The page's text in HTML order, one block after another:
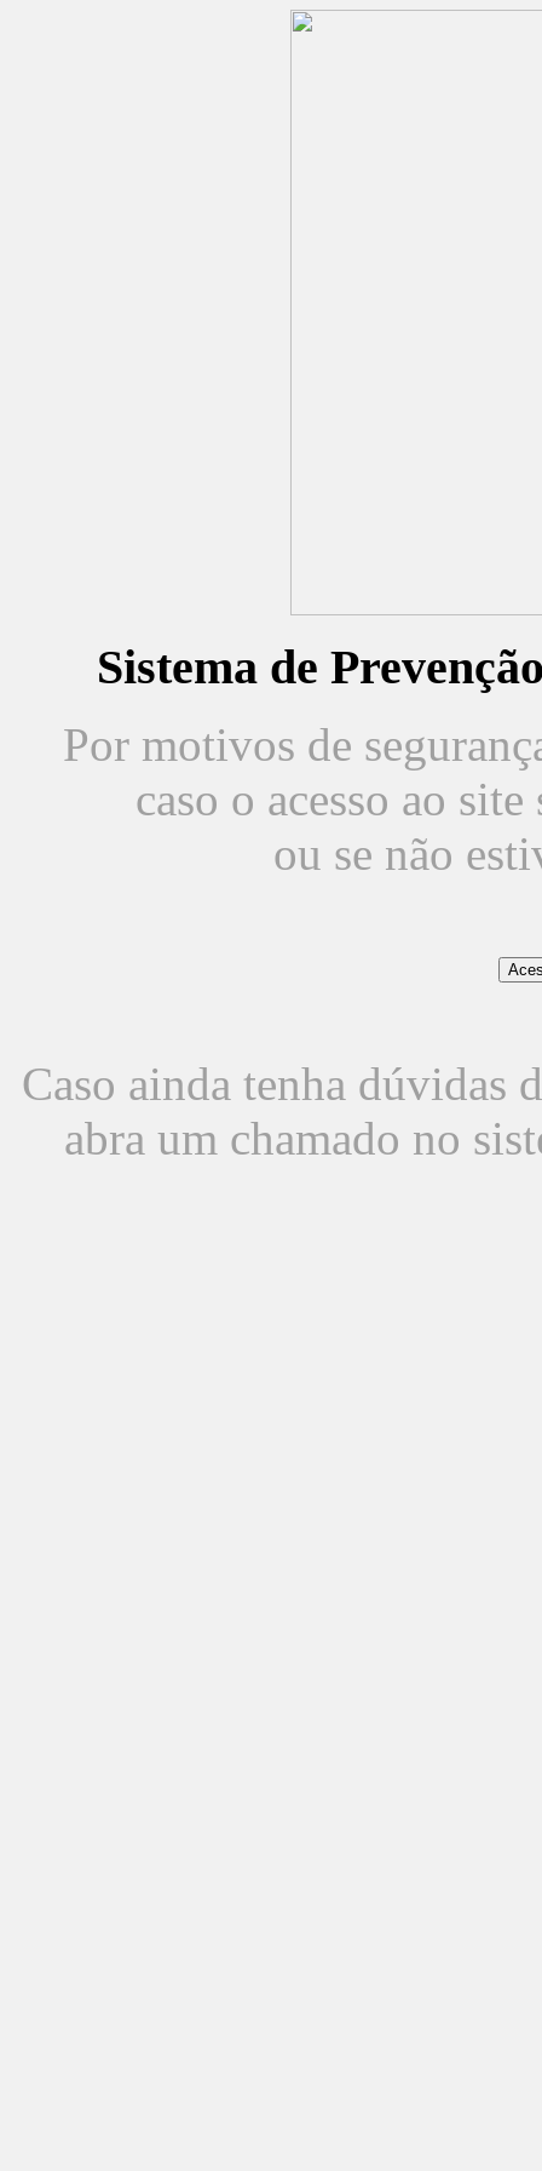
Sistema de
Por motivos de
caso o acesso ao
ou se não
Caso ainda tenha dúvidas
abra um chamado no